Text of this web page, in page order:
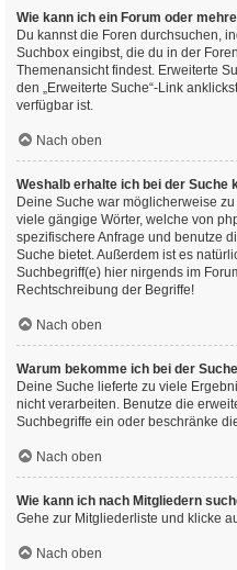
Wie kann ich ein Forum oder
Du kannst die Foren durchsuchen,
Suchbox eingibst, die du in der
Themenansicht findest. Erweiterte
den „Erweiterte Suche“-Link
verfügbar ist.
Nach oben
Weshalb erhalte ich bei der Suche
Deine Suche war möglicherweise
viele gängige Wörter, welche von
spezifischere Anfrage und benutze
Suche bietet. Außerdem ist es
Suchbegriff(e) hier nirgends im
Rechtschreibung der Begriffe!
Nach oben
Warum bekomme ich bei der
Deine Suche lieferte zu viele
nicht verarbeiten. Benutze die
Suchbegriffe ein oder beschränke
Nach oben
Wie kann ich nach Mitgliedern
Gehe zur Mitgliederliste und klicke
Nach oben